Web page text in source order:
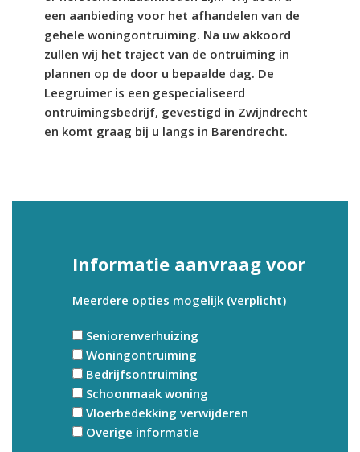
een aanbieding voor het afhandelen van de
gehele woningontruiming. Na uw akkoord
zullen wij het traject van de ontruiming in
plannen op de door u bepaalde dag. De
Leegruimer is een gespecialiseerd
ontruimingsbedrijf, gevestigd in Zwijndrecht
en komt graag bij u langs in Barendrecht.
Informatie aanvraag voor
Meerdere opties mogelijk (verplicht)
Seniorenverhuizing
Woningontruiming
Bedrijfsontruiming
Schoonmaak woning
Vloerbedekking verwijderen
Overige informatie